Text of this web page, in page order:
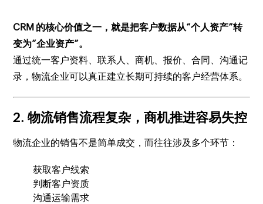
CRM 的核心价值之一，就是把客户数据从“个人资产”转
变为“企业资产”。
通过统一客户资料、联系人、商机、报价、合同、沟通记
录，物流企业可以真正建立长期可持续的客户经营体系。
2. 物流销售流程复杂，商机推进容易失控
物流企业的销售不是简单成交，而往往涉及多个环节：
获取客户线索
判断客户资质
沟通运输需求